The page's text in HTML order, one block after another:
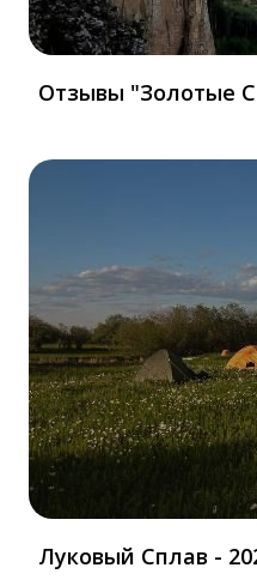
Отзывы "Золотые
Луковый Сплав -